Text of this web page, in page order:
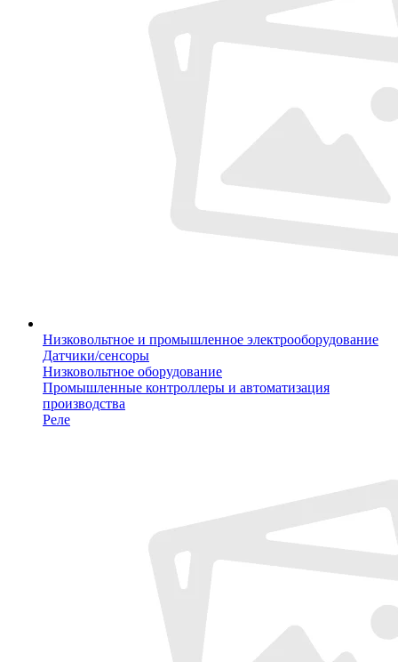
Низковольтное и промышленное электрооборудование
Датчики/сенсоры
Низковольтное оборудование
Промышленные контроллеры и автоматизация
производства
Реле